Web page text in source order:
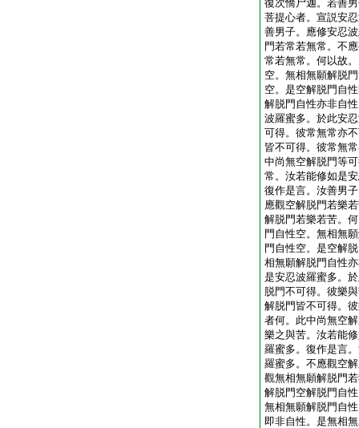
復次憍尸迦。若善
菩提心者。宣説安
善男子。應修安忍
門若常若無常。不
常若無常。何以故
空。無相無願解脱
空。是空解脱門自
解脱門自性亦非自
波羅蜜多。於此安
可得。彼常無常亦
皆不可得。彼常無
中尚無空解脱門等
常。汝若能修如是
復作是言。汝善男
應觀空解脱門若樂
解脱門若樂若苦。
門自性空。無相無
門自性空。是空解
相無願解脱門自性
是安忍波羅蜜多。
脱門不可得。彼樂
解脱門皆不可得。
者何。此中尚無空
樂之與苦。汝若能
羅蜜多。復作是言
羅蜜多。不應觀空
觀無相無願解脱門
解脱門空解脱門自
無相無願解脱門自
即非自性。是無相